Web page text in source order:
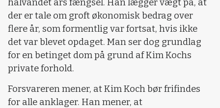
halvandet års fængsel. Han lægger vægt på, at
der er tale om groft økonomisk bedrag over
flere år, som formentlig var fortsat, hvis ikke
det var blevet opdaget. Man ser dog grundlag
for en betinget dom på grund af Kim Kochs
private forhold.
Forsvareren mener, at Kim Koch bør frifindes
for alle anklager. Han mener, at